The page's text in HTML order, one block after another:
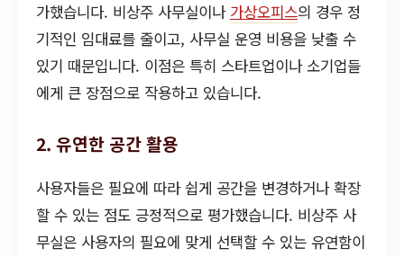
가했습니다. 비상주 사무실이나 가상오피스의 경우 정
기적인 임대료를 줄이고, 사무실 운영 비용을 낮출 수
있기 때문입니다. 이점은 특히 스타트업이나 소기업들
에게 큰 장점으로 작용하고 있습니다.
2. 유연한 공간 활용
사용자들은 필요에 따라 쉽게 공간을 변경하거나 확장
할 수 있는 점도 긍정적으로 평가했습니다. 비상주 사
무실은 사용자의 필요에 맞게 선택할 수 있는 유연함이